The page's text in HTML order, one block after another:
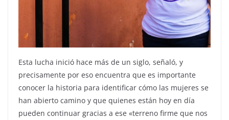
Esta lucha inició hace más de un siglo, señaló, y
precisamente por eso encuentra que es importante
conocer la historia para identificar cómo las mujeres se
han abierto camino y que quienes están hoy en día
pueden continuar gracias a ese «terreno firme que nos